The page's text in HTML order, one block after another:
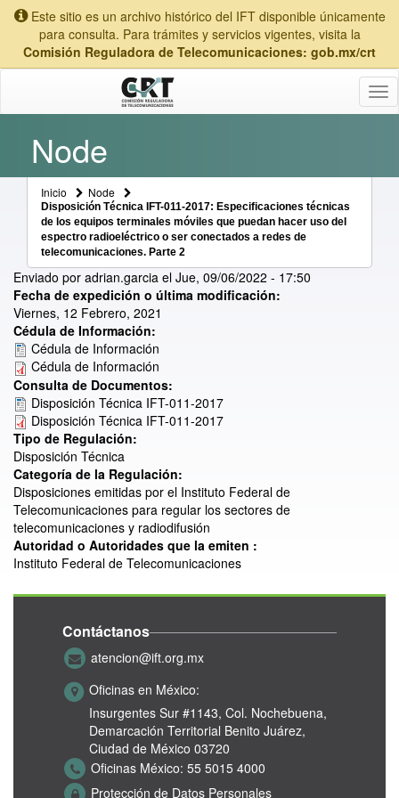
Este sitio es un archivo histórico del IFT disponible únicamente
para consulta. Para trámites y servicios vigentes, visita la
Comisión Reguladora de Telecomunicaciones: gob.mx/crt
Node
Inicio Node
Disposición Técnica IFT-011-2017: Especificaciones técnicas
de los equipos terminales móviles que puedan hacer uso del
espectro radioeléctrico o ser conectados a redes de
telecomunicaciones. Parte 2
Enviado por adrian.garcia el Jue, 09/06/2022 - 17:50
Fecha de expedición o última modificación:
Viernes, 12 Febrero, 2021
Cédula de Información:
Cédula de Información
Cédula de Información
Consulta de Documentos:
Disposición Técnica IFT-011-2017
Disposición Técnica IFT-011-2017
Tipo de Regulación:
Disposición Técnica
Categoría de la Regulación:
Disposiciones emitidas por el Instituto Federal de
Telecomunicaciones para regular los sectores de
telecomunicaciones y radiodifusión
Autoridad o Autoridades que la emiten :
Instituto Federal de Telecomunicaciones
Contáctanos
atencion@ift.org.mx
Oficinas en México:
Insurgentes Sur #1143, Col. Nochebuena,
Demarcación Territorial Benito Juárez,
Ciudad de México 03720
Oficinas México: 55 5015 4000
Protección de Datos Personales